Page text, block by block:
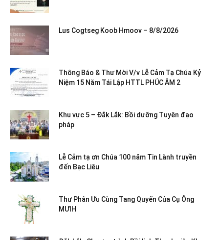
Lus Cogtseg Koob Hmoov – 8/8/2026
Thông Báo & Thư Mời V/v Lễ Cảm Tạ Chúa Kỷ
Niệm 15 Năm Tái Lập HTTL PHÚC ÂM 2
Khu vực 5 – Đắk Lắk: Bồi dưỡng Tuyên đạo
pháp
Lễ Cảm tạ ơn Chúa 100 năm Tin Lành truyền
đến Bạc Liêu
Thư Phân Ưu Cùng Tang Quyến Của Cụ Ông
MƯIH